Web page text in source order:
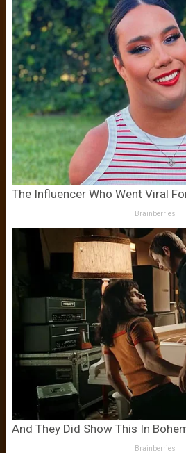
The Influencer Who Went Viral
Brainberries
And They Did Show This In
Brainberries